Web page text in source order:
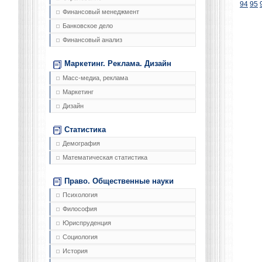
Финансовый менеджмент
Банковское дело
Финансовый анализ
Маркетинг. Реклама. Дизайн
Масс-медиа, реклама
Маркетинг
Дизайн
Статистика
Демография
Математическая статистика
Право. Общественные науки
Психология
Философия
Юриспруденция
Социология
История
94 95